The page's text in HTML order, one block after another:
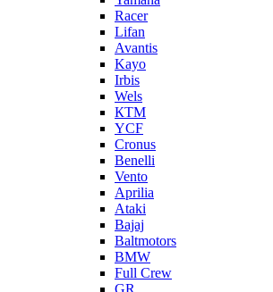
Racer
Lifan
Avantis
Kayo
Irbis
Wels
КТМ
YCF
Cronus
Benelli
Vento
Aprilia
Ataki
Bajaj
Baltmotors
BMW
Full Crew
GR